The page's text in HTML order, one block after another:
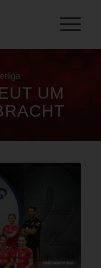
UM